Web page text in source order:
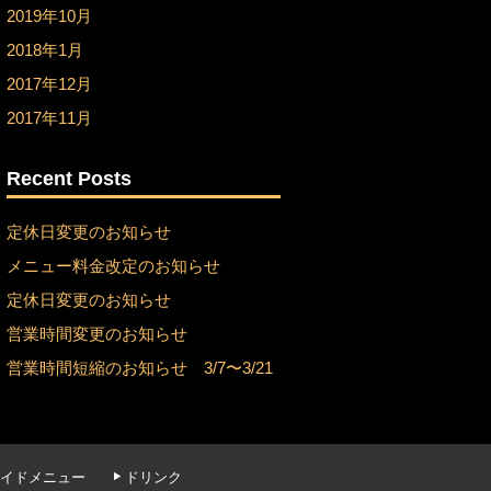
2019年10月
2018年1月
2017年12月
2017年11月
Recent Posts
定休日変更のお知らせ
メニュー料金改定のお知らせ
定休日変更のお知らせ
営業時間変更のお知らせ
営業時間短縮のお知らせ 3/7〜3/21
ドメニュー
ドリンク